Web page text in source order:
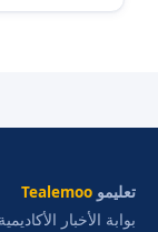
تعليمو Tealemoo